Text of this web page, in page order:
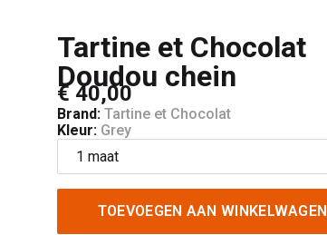
Tartine et Chocolat
Doudou chein
€ 40,00
Brand: Tartine et Chocolat
Kleur: Grey
TOEVOEGEN AAN WINKELWAGEN